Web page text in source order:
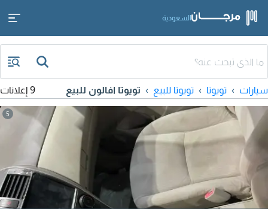
السعودية
سيارات تويوتا تويوتا للبيع تويوتا افالون للبيع 9 إعلانات
5